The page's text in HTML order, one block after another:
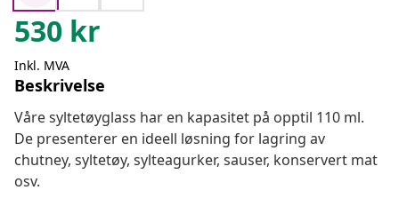
530 kr
Inkl. MVA
Beskrivelse
Våre syltetøyglass har en kapasitet på opptil 110 ml.
De presenterer en ideell løsning for lagring av
chutney, syltetøy, sylteagurker, sauser, konservert mat
osv.